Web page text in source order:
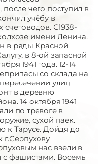
чего поступил в
учёбу в
счетоводов. С1938-
имени Ленина.
в ряды Красной
в 8-ой запасной
1941 года. 12-14
со склада на
улиц
в деревню
14 октября 1941
по тревоге в
сухой паек.
к Тарусе. Дойдя до
г.Серпухову
нас ввели в
фашистами. Восемь